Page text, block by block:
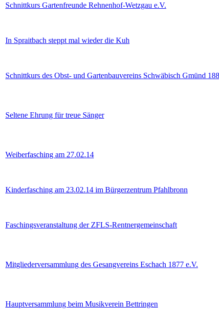
Schnittkurs Gartenfreunde Rehnenhof-Wetzgau e.V.
In Spraitbach steppt mal wieder die Kuh
Schnittkurs des Obst- und Gartenbauvereins Schwäbisch Gmünd
Seltene Ehrung für treue Sänger
Weiberfasching am 27.02.14
Kinderfasching am 23.02.14 im Bürgerzentrum Pfahlbronn
Faschingsveranstaltung der ZFLS-Rentnergemeinschaft
Mitgliederversammlung des Gesangvereins Eschach 1877 e.V.
Hauptversammlung beim Musikverein Bettringen